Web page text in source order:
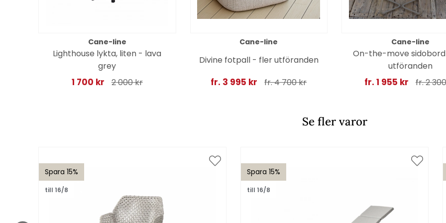
Cane-line
Lighthouse lykta, liten - lava
grey
1 700 kr 2 000 kr
Cane-line
Divine fotpall - fler utföranden
fr. 3 995 kr fr. 4 700 kr
Cane-line
On-the-move
utföranden
fr. 1 955 kr fr. 2
Se fler varor
Spara 15%
till 16/8
Spara 15%
till 16/8